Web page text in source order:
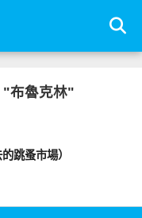
"布魯克林"
跳蚤市場）